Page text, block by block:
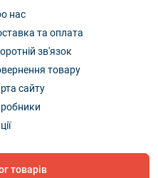
нас
та оплата
зв'язок
товару
сайту
товарів